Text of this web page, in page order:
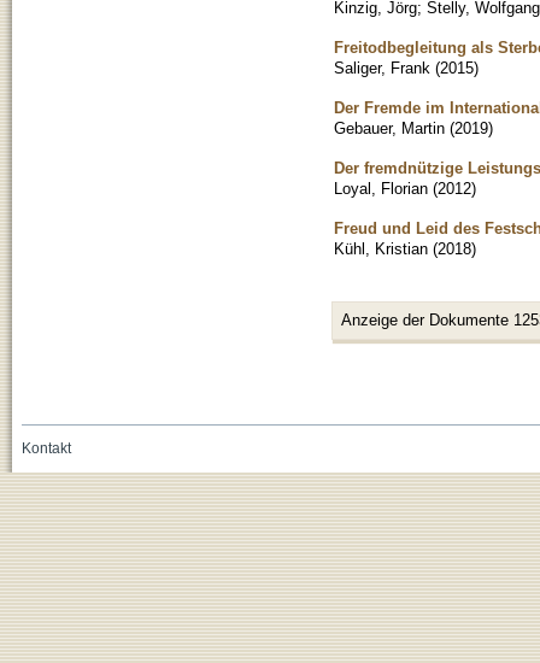
Kinzig, Jörg; Stelly, Wolfgang
Freitodbegleitung als
Saliger, Frank (2015)
Der Fremde im
Gebauer, Martin (2019)
Der fremdnützige
Loyal, Florian (2012)
Freud und Leid des
Kühl, Kristian (2018)
Anzeige der Dokumente
Kontakt